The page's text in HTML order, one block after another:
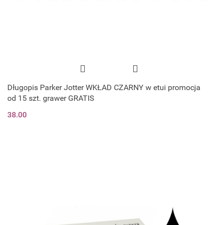
Długopis Parker Jotter WKŁAD CZARNY w etui promocja
od 15 szt. grawer GRATIS
38.00